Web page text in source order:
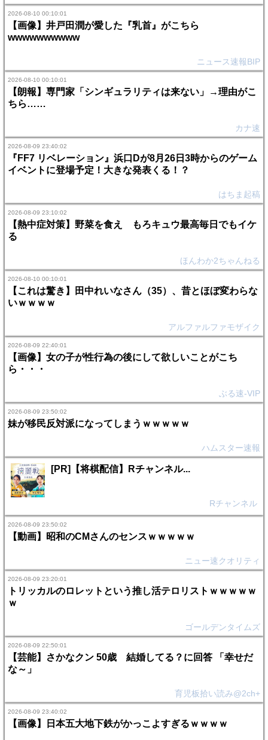
2026-08-10 00:10:01
【画像】井戸田潤が愛した『乳首』がこちら
wwwwwwwwww
ニュース速報BIP
2026-08-10 00:10:01
【朗報】専門家「シンギュラリティは来ない」→理由がこ
ちら……
カナ速
2026-08-09 23:40:02
『FF7 リベレーション』浜口Dが8月26日3時からのゲーム
イベントに登場予定！大きな発表くる！？
はちま起稿
2026-08-09 23:10:02
【熱中症対策】野菜を食え もろキュウ最高毎日でもイケ
る
ほんわか2ちゃんねる
2026-08-10 00:10:01
【これは驚き】田中れいなさん（35）、昔とほぼ変わらな
いｗｗｗｗ
アルファルファモザイク
2026-08-09 22:40:01
【画像】女の子が性行為の後にして欲しいことがこち
ら・・・
ぶる速-VIP
2026-08-09 23:50:02
妹が移民反対派になってしまうｗｗｗｗｗ
ハムスター速報
[PR]【将棋配信】Rチャンネル...
Rチャンネル
2026-08-09 23:50:02
【動画】昭和のCMさんのセンスｗｗｗｗｗ
ニュー速クオリティ
2026-08-09 23:20:01
トリッカルのロレットという推し活テロリストｗｗｗｗｗ
ｗ
ゴールデンタイムズ
2026-08-09 22:50:01
【芸能】さかなクン 50歳 結婚してる？に回答 「幸せだ
な～」
育児板拾い読み@2ch+
2026-08-09 23:40:02
【画像】日本五大地下鉄がかっこよすぎるｗｗｗｗ